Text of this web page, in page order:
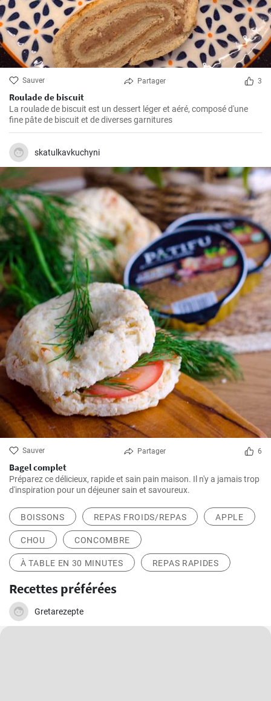
Sauver Partager 3
Roulade de biscuit
La roulade de biscuit est un dessert léger et aéré, composé d'une
fine pâte de biscuit et de diverses garnitures
skatulkavkuchyni
Sauver Partager 6
Bagel complet
Préparez ce délicieux, rapide et sain pain maison. Il n'y a jamais trop
d'inspiration pour un déjeuner sain et savoureux.
BOISSONS REPAS FROIDS/REPAS APPLE
CHOU CONCOMBRE
À TABLE EN 30 MINUTES REPAS RAPIDES
Recettes préférées
Gretarezepte